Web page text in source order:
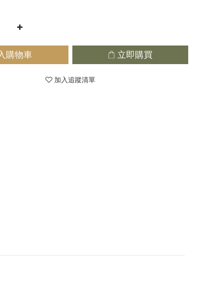
購物車 立即購買
加入追蹤清單